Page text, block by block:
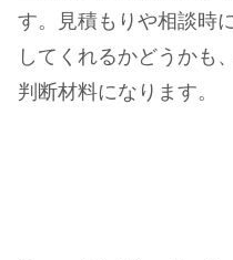
す。見積もりや相談時
してくれるかどうかも
判断材料になります。